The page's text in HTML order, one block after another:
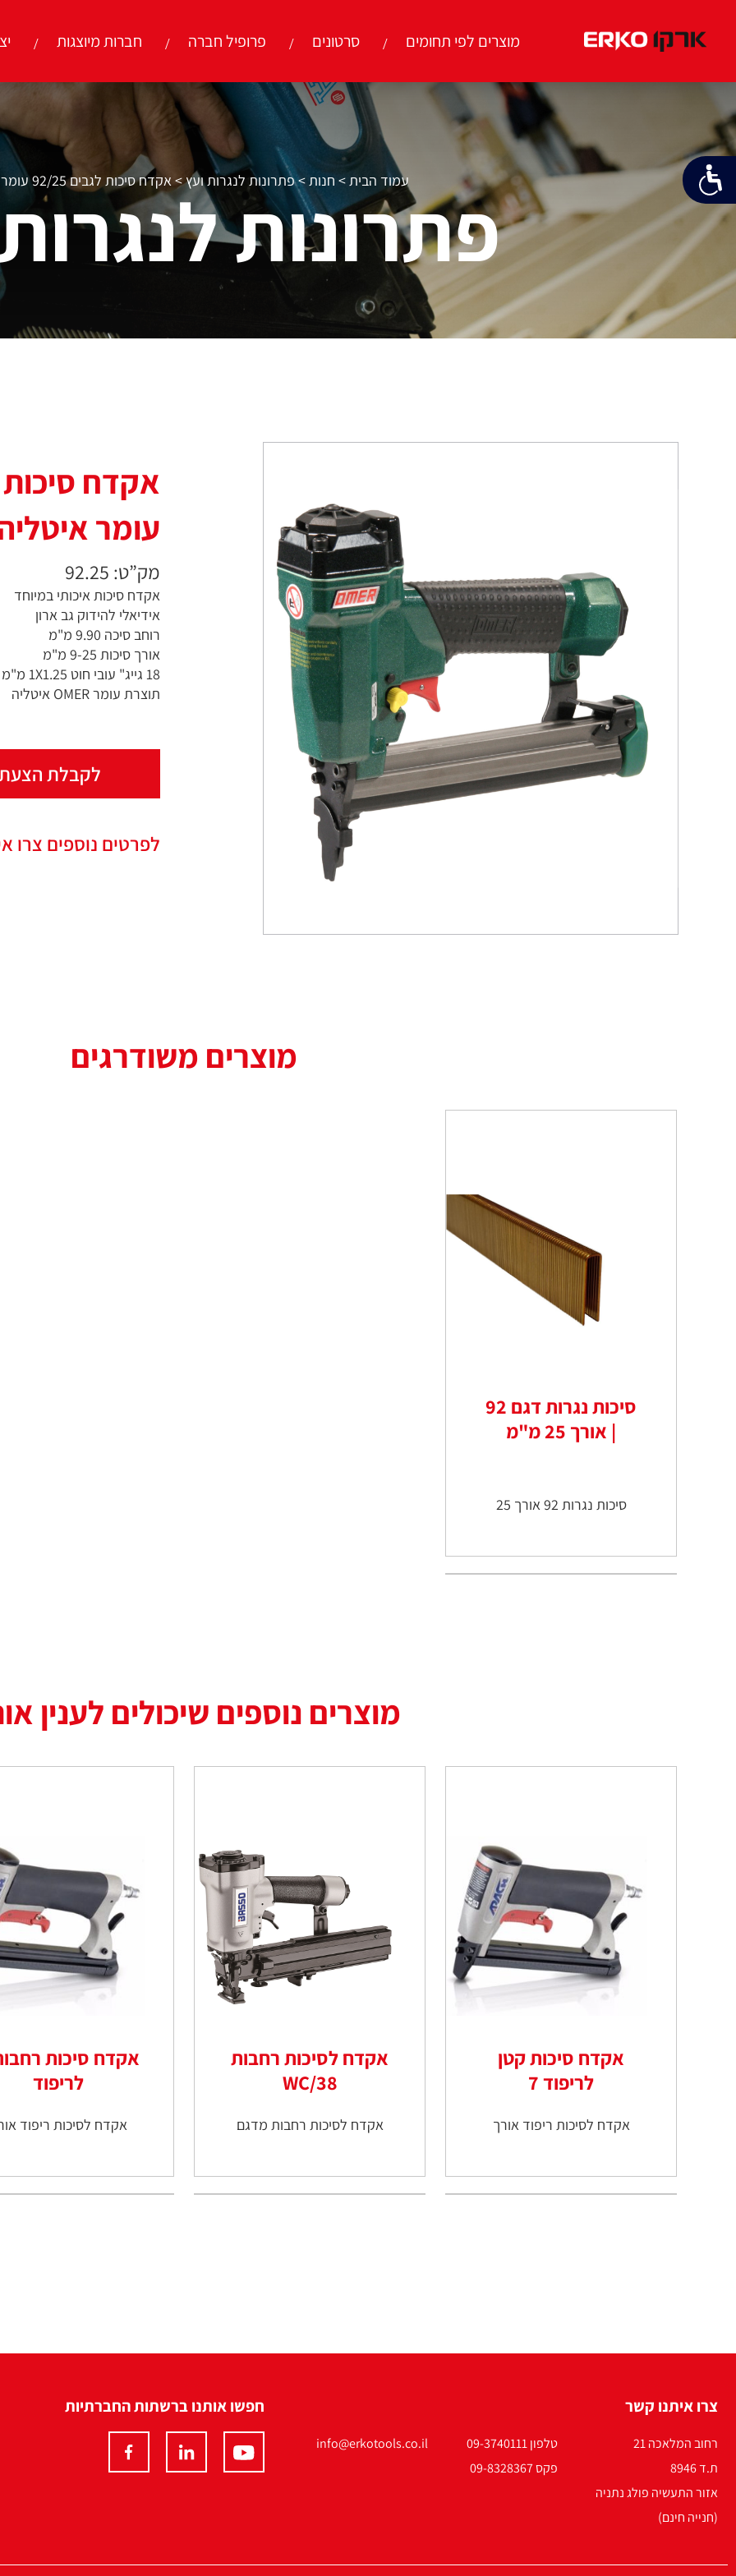
מוצרים לפי תחומים סרטונים פרופיל חברה חברות מיוצגות
עמוד הבית> חנות>פתרונות לנגרות ועץ>אקדח סיכות לגבים 92/25 עומר איטליה פתרונות
עומר
מק”ט: 92.25
אקדח סיכות איכותי במיוחד
אידיאלי להידוק גב ארון
רוחב סיכה 9.90 מ"מ
אורך סיכות 9-25 מ"מ
18 גייג" עובי חוט 1X1.25 מ"מ
תוצרת עומר OMER איטליה
לקבלת
לפרטים נוספים צרו
מוצרים משודרגים
סיכות נגרות דגם 92
| אורך 25 מ"מ
סיכות נגרות 92 אורך 25
מוצרים נוספים שיכולים לענין
אקדח סיכות קטן
לריפוד 7
אקדח לסיכות ריפוד אורך
אקדח לסיכות רחבות
WC/38
אקדח לסיכות רחבות מדגם
לריפוד
אקדח לסיכות ריפוד
צרו איתנו קשר
רחוב המלאכה 21
ת.ד 8946
אזור התעשיה פולג נתניה
(חנייה חינם)
טלפון 09-3740111
פקס 09-8328367
info@erkotools.co.il
חפשו אותנו ברשתות החברתיות